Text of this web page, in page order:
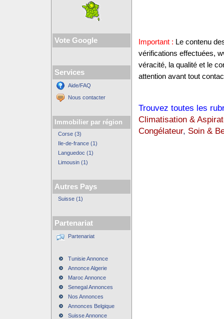
Vote Google
Services
Aide/FAQ
Nous contacter
Immobilier par région
Corse (3)
Ile-de-france (1)
Languedoc (1)
Limousin (1)
Autres Pays
Suisse (1)
Partenariat
Partenariat
Tunisie Annonce
Annonce Algerie
Maroc Annonce
Senegal Annonces
Nos Annonces
Annonces Belgique
Suisse Annonce
Important : Le contenu
vérifications effectuées,
véracité, la qualité et le
attention avant tout
Trouvez toutes les
Climatisation &
Congélateur, Soin &